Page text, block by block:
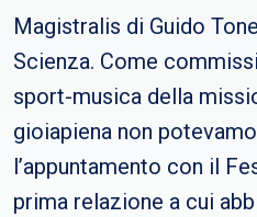
Magistralis di Guido
Scienza. Come
sport-musica della
gioiapiena non
l’appuntamento con il
prima relazione a cui